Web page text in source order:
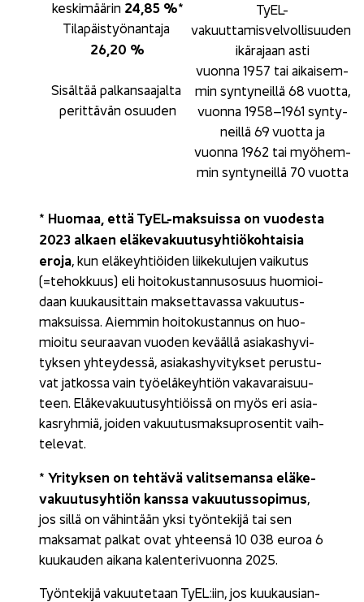
kes­ki­mää­rin 24,85 %*
26,20 %
Si­säl­tää pal­kan­saa­jal­ta
pe­rit­tä­vän osuu­den
TyEL-​
vakuuttamisvelvollisuuden
ikä­ra­jaan asti
vuon­na 1957 tai ai­kai­sem­
min syn­ty­neil­lä 68 vuot­ta,
vuon­na 1958–1961 syn­ty­
neil­lä 69 vuot­ta ja
vuon­na 1962 tai myö­hem­
min syn­ty­neil­lä 70 vuot­ta
* Huo­maa, että TyEL-​maksuissa on vuo­des­ta
2023 al­kaen elä­ke­va­kuu­tus­yh­tiö­koh­tai­sia
eroja, kun elä­keyh­tiöi­den lii­ke­ku­lu­jen vai­ku­tus
(=te­hok­kuus) eli hoi­to­kus­tan­nuso­suus huo­mioi­
daan kuu­kausit­tain mak­set­ta­vas­sa va­kuu­tus­
mak­suis­sa. Ai­em­min hoi­to­kus­tan­nus on huo­
mioi­tu seu­raa­van vuo­den ke­vääl­lä asia­kas­hy­vi­
tyk­sen yh­tey­des­sä, asia­kas­hy­vi­tyk­set pe­rus­tu­
vat jat­kos­sa vain työ­elä­keyh­tiön va­ka­va­rai­suu­
teen. Elä­ke­va­kuu­tus­yh­tiöis­sä on myös eri asia­
kas­ryh­miä, joi­den va­kuu­tus­mak­su­pro­sen­tit vaih­
te­le­vat.
* Yri­tyk­sen on teh­tä­vä va­lit­se­man­sa elä­ke­
va­kuu­tus­yh­tiön kans­sa va­kuu­tus­so­pi­mus,
jos sillä on vä­hin­tään yksi työn­te­ki­jä tai sen
mak­sa­mat pal­kat ovat yh­teen­sä 10 038 euroa 6
kuu­kau­den ai­ka­na ka­len­te­ri­vuon­na 2025.
Työn­te­ki­jä va­kuu­te­taan TyEL:iin, jos kuu­kausian­